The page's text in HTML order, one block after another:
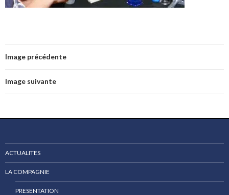
Image précédente
Image suivante
ACTUALITES
LA COMPAGNIE
PRESENTATION